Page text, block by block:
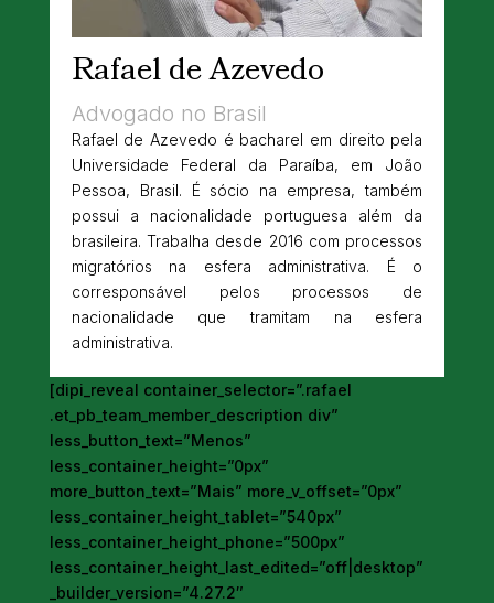
Rafael de Azevedo
Advogado no Brasil
Rafael de Azevedo é bacharel em direito pela
Universidade Federal da Paraíba, em João
Pessoa, Brasil. É sócio na empresa, também
possui a nacionalidade portuguesa além da
brasileira. Trabalha desde 2016 com processos
migratórios na esfera administrativa. É o
corresponsável pelos processos de
nacionalidade que tramitam na esfera
administrativa.
[dipi_reveal container_selector=”.rafael
.et_pb_team_member_description div”
less_button_text=”Menos”
less_container_height=”0px”
more_button_text=”Mais” more_v_offset=”0px”
less_container_height_tablet=”540px”
less_container_height_phone=”500px”
less_container_height_last_edited=”off|desktop”
_builder_version=”4.27.2″